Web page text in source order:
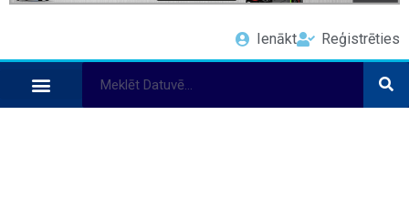
Ienākt Reģistrēties